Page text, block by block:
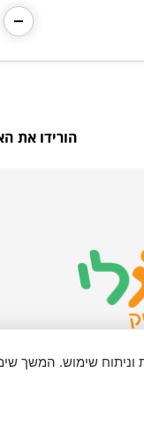
הורידו את
וניתוח שימוש. המשך